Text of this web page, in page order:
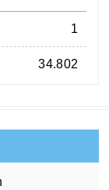
1
34.802